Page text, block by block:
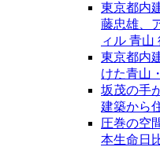
東京都内
藤忠雄、
ィル 青山
東京都内
けた青山
坂茂の手
建築から
圧巻の空
本生命日